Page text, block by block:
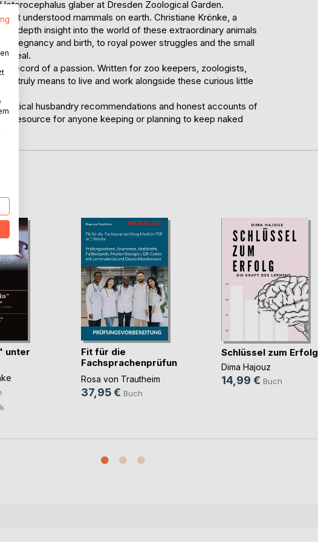
glaber at Dresden Zoological Garden.
understood mammals on earth. Christiane Krönke, a
depth insight into the world of these extraordinary animals
pregnancy and birth, to royal power struggles and the small
record of a passion. Written for zoo keepers, zoologists,
it truly means to live and work alongside these curious little
husbandry recommendations and honest accounts of
resource for anyone keeping or planning to keep naked
unter
Fit für die
Fachsprachenprüfung
Me(...)
Rosa von Trautheim
37,95 € Buch
Schlüssel zum Erfolg
Dima Hajouz
14,99 € Buch